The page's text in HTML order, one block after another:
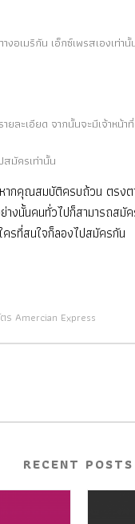
อเมริกัน เอ็กซ์เพรสเองเท่านั้
ละเอียด จากนั้นจะมีเจ้าหน้
มัครเท่านั้น
ณสมบัติครบถ้วน ตรงตา
นั้นคนทั่วไปก็สามารถสมั
รที่สนใจก็ลองไปสมัครกัน
ร Amercian Express
RECENT POSTS